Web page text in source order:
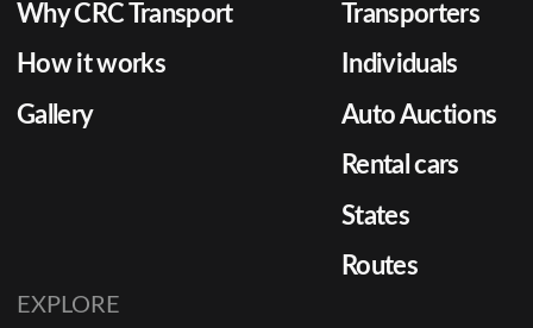
Why CRC Transport
How it works
Gallery
Transporters
Individuals
Auto Auctions
Rental cars
States
Routes
EXPLORE